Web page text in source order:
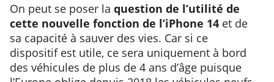
On peut se poser la question de l’utilité de
cette nouvelle fonction de l’iPhone 14 et de
sa capacité à sauver des vies. Car si ce
dispositif est utile, ce sera uniquement à bord
des véhicules de plus de 4 ans d’âge puisque